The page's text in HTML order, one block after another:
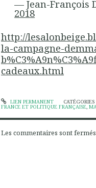
— Jean-François
2018
http://
la-campagne-
cadeaux.html
LIEN PERMANENT CATÉGORIES
FRANCE ET POLITIQUE FRANÇAISE,
Les commentaires sont